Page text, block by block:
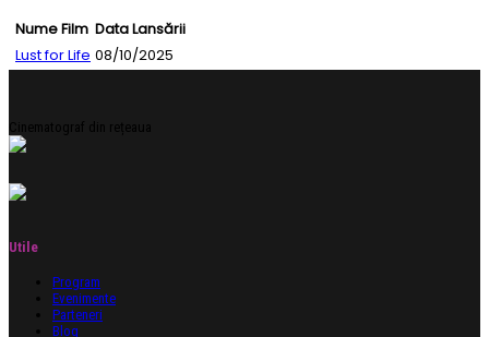
Nume Film Data Lansării
Lust for Life 08/10/2025
Cinematograf din rețeaua
Utile
Program
Evenimente
Parteneri
Blog